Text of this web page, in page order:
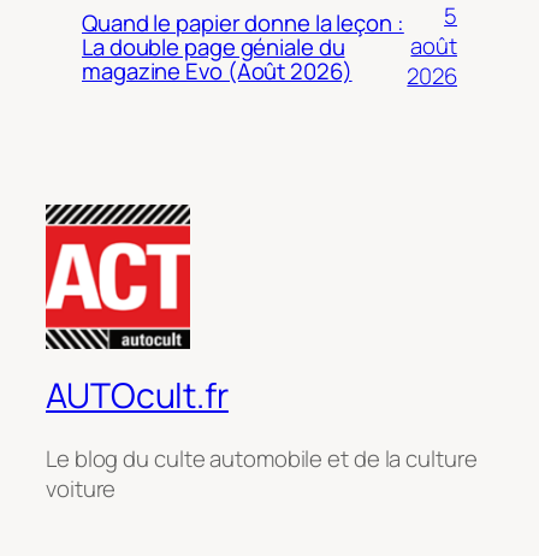
Quand le papier donne la leçon :
La double page géniale du
magazine Evo (Août 2026)
5
août
2026
AUTOcult.fr
Le blog du culte automobile et de la culture
voiture